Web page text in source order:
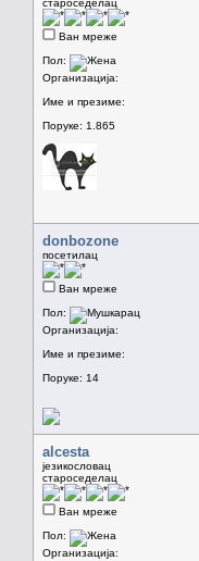
староседелац
Ван мреже
Пол:
Организација:
Име и презиме:
Поруке: 1.865
donbozone
посетилац
Ван мреже
Пол:
Организација:
Име и презиме:
Поруке: 14
alcesta
језикословац
староседелац
Ван мреже
Пол:
Организација: